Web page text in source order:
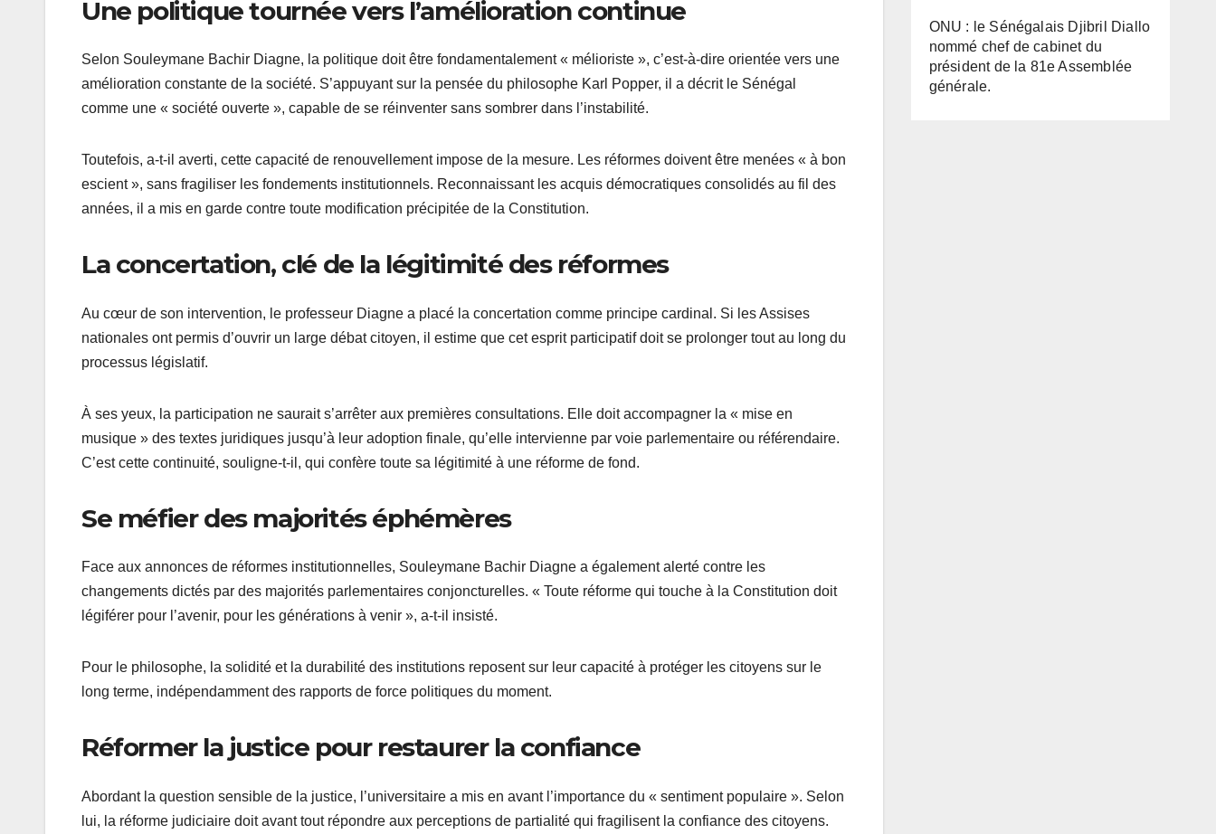
Une politique tournée vers l’amélioration continue
Selon Souleymane Bachir Diagne, la politique doit être fondamentalement « mélioriste », c’est-à-dire orientée vers une
amélioration constante de la société. S’appuyant sur la pensée du philosophe Karl Popper, il a décrit le Sénégal
comme une « société ouverte », capable de se réinventer sans sombrer dans l’instabilité.
Toutefois, a-t-il averti, cette capacité de renouvellement impose de la mesure. Les réformes doivent être menées « à bon
escient », sans fragiliser les fondements institutionnels. Reconnaissant les acquis démocratiques consolidés au fil des
années, il a mis en garde contre toute modification précipitée de la Constitution.
La concertation, clé de la légitimité des réformes
Au cœur de son intervention, le professeur Diagne a placé la concertation comme principe cardinal. Si les Assises
nationales ont permis d’ouvrir un large débat citoyen, il estime que cet esprit participatif doit se prolonger tout au long du
processus législatif.
À ses yeux, la participation ne saurait s’arrêter aux premières consultations. Elle doit accompagner la « mise en
musique » des textes juridiques jusqu’à leur adoption finale, qu’elle intervienne par voie parlementaire ou référendaire.
C’est cette continuité, souligne-t-il, qui confère toute sa légitimité à une réforme de fond.
Se méfier des majorités éphémères
Face aux annonces de réformes institutionnelles, Souleymane Bachir Diagne a également alerté contre les
changements dictés par des majorités parlementaires conjoncturelles. « Toute réforme qui touche à la Constitution doit
légiférer pour l’avenir, pour les générations à venir », a-t-il insisté.
Pour le philosophe, la solidité et la durabilité des institutions reposent sur leur capacité à protéger les citoyens sur le
long terme, indépendamment des rapports de force politiques du moment.
Réformer la justice pour restaurer la confiance
Abordant la question sensible de la justice, l’universitaire a mis en avant l’importance du « sentiment populaire ». Selon
lui, la réforme judiciaire doit avant tout répondre aux perceptions de partialité qui fragilisent la confiance des citoyens.
ONU : le Sénégalais Djibril Diallo
nommé chef de cabinet du
président de la 81e Assemblée
générale.